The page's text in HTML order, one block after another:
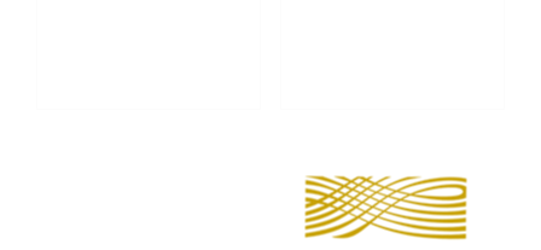
Cartouches d'encre
Cross. Boite de 6
catouches.